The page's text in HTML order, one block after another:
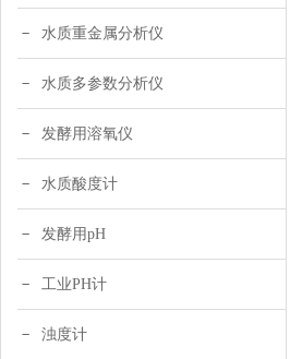
水质重金属分析仪
水质多参数分析仪
发酵用溶氧仪
水质酸度计
发酵用pH
工业PH计
浊度计